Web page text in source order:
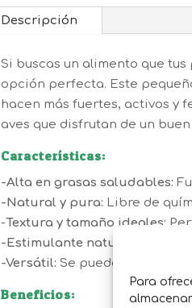
Para
Descripción
Si buscas un alimento que
opción perfecta. Este
hacen más fuertes, activos y
aves que disfrutan de un buen
Características:
-Alta en grasas saludables:
-Natural y pura: Libre de
-Textura y tamaño ideales:
-Estimulante natural:
Les
-Versátil: Se puede ofrecer
Beneficios: